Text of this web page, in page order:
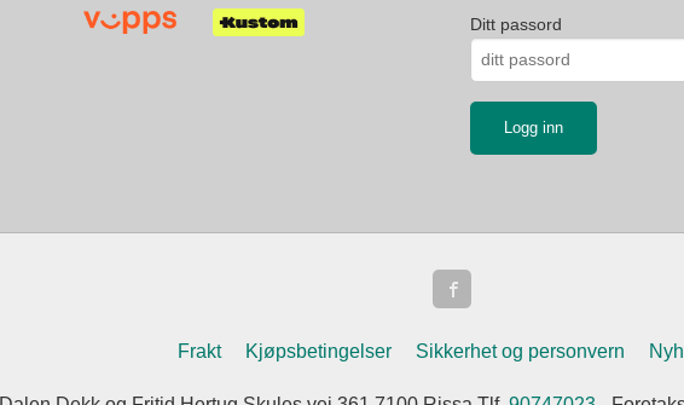
Ditt passord
Frakt Kjøpsbetingelser Sikkerhet og personvern